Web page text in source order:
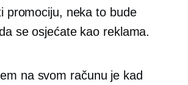
promociju, neka to bude
se osjećate kao reklama.
na svom računu je kad